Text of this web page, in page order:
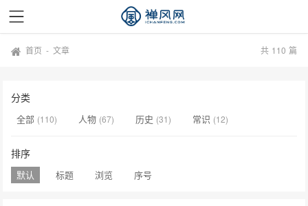
首页 -文章 共 110 篇
分类
全部 (110) 人物 (67) 历史 (31) 常识 (12)
排序
默认 标题 浏览 序号